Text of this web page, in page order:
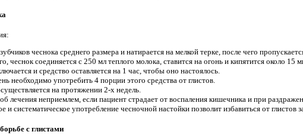
чеснока среднего размера и натирается на мелкой терке, после чего
чеснок соединяется с 250 мл теплого молока, ставится на огонь и кипятится около 15
и средство оставляется на 1 час, чтобы оно настоялось.
необходимо употребить 4 порции этого средства от глистов.
на протяжении 2-х недель.
лечения неприемлем, если пациент страдает от воспаления кишечника и при
и систематическое употребление чесночной настойки позволит избавиться от глистов
с глистами